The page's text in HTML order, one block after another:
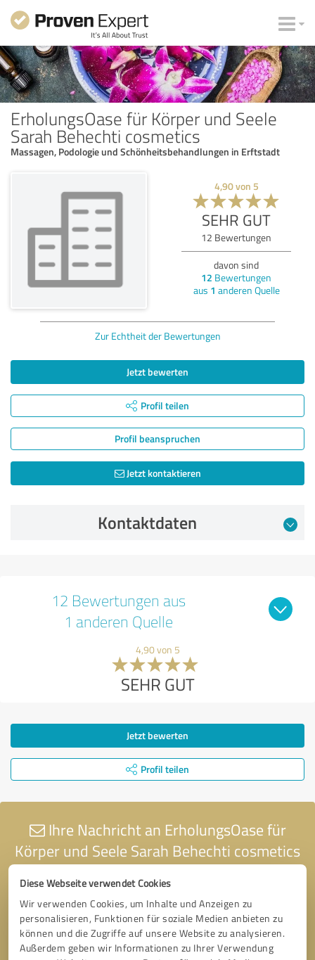
Diese Webseite verwendet Cookies
Wir verwenden Cookies, um Inhalte und Anzeigen zu
personalisieren, Funktionen für soziale Medien anbieten zu
können und die Zugriffe auf unsere Website zu analysieren.
Außerdem geben wir Informationen zu Ihrer Verwendung
ErholungsOase für Körper und Seele
Sarah Behechti cosmetics
Massagen, Podologie und Schönheitsbehandlungen in Erftstadt
4,90von 5
SEHR GUT
12 Bewertungen
davon sind
12 Bewertungen
aus 1 anderen Quelle
Zur Echtheit der Bewertungen
Jetzt bewerten
Profil teilen
Profil beanspruchen
Jetzt kontaktieren
Kontaktdaten
12 Bewertungen aus
1 anderen Quelle
4,90 von 5
SEHR GUT
Jetzt bewerten
Profil teilen
Ihre Nachricht an ErholungsOase für
Körper und Seele Sarah Behechti cosmetics